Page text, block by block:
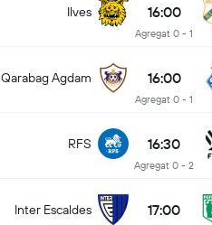
Ilves 16:00
Agregat 0 - 1
Qarabag Agdam 16:00
Agregat 0 - 1
RFS 16:30
Agregat 0 - 2
Inter Escaldes 17:00